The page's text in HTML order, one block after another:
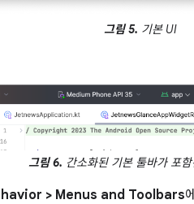
그림 5. 기본 UI
그림 6. 간소화된 기본 툴바가 포
> Menus and Toolbars